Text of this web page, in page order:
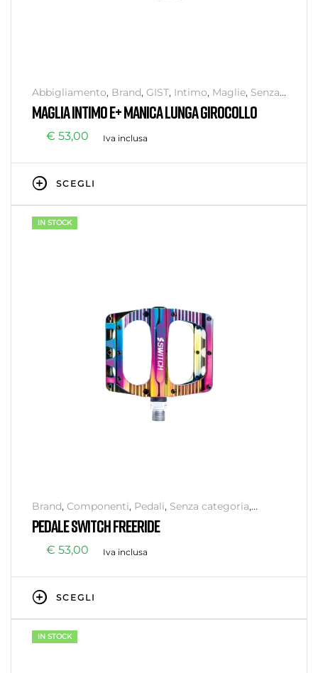
Abbigliamento, Brand, GIST, Intimo, Maglie, Senza
categoria
MAGLIA INTIMO E+ MANICA LUNGA GIROCOLLO
€ 53,00 Iva inclusa
SCEGLI
IN STOCK
Brand, Componenti, Pedali, Senza categoria,
Switch,Trasmissione
PEDALE SWITCH FREERIDE
€ 53,00 Iva inclusa
SCEGLI
IN STOCK